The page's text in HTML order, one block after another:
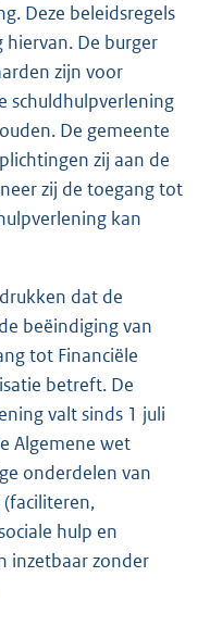
Deze beleidsregels
hiervan. De burger
zijn voor
schuldhulpverlening
De gemeente
zij aan de
zij de toegang tot
kan
dat de
beëindiging van
tot Financiële
betreft. De
valt sinds 1 juli
Algemene wet
onderdelen van
hulp en
inzetbaar zonder